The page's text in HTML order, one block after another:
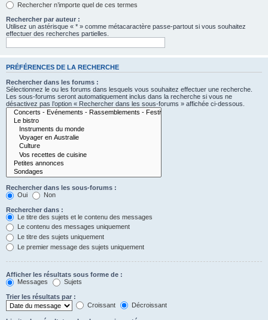
Rechercher n’importe quel de ces termes
Rechercher par auteur :
Utilisez un astérisque « * » comme métacaractère passe-partout si vous souhaitez
effectuer des recherches partielles.
PRÉFÉRENCES DE LA RECHERCHE
Rechercher dans les forums :
Sélectionnez le ou les forums dans lesquels vous souhaitez effectuer une recherche.
Les sous-forums seront automatiquement inclus dans la recherche si vous ne
désactivez pas l’option « Rechercher dans les sous-forums » affichée ci-dessous.
Rechercher dans les sous-forums :
Oui
Non
Rechercher dans :
Le titre des sujets et le contenu des messages
Le contenu des messages uniquement
Le titre des sujets uniquement
Le premier message des sujets uniquement
Afficher les résultats sous forme de :
Messages
Sujets
Trier les résultats par :
Croissant
Décroissant